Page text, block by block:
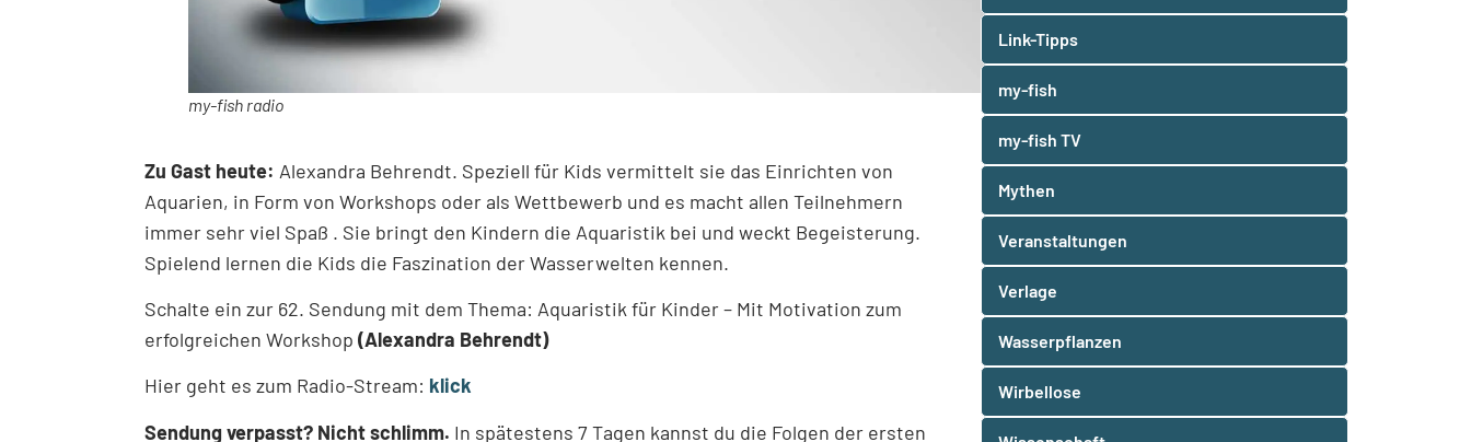
my-fish radio
Zu Gast heute: Alexandra Behrendt. Speziell für Kids vermittelt sie das Einrichten von
Aquarien, in Form von Workshops oder als Wettbewerb und es macht allen Teilnehmern
immer sehr viel Spaß . Sie bringt den Kindern die Aquaristik bei und weckt Begeisterung.
Spielend lernen die Kids die Faszination der Wasserwelten kennen.
Schalte ein zur 62. Sendung mit dem Thema: Aquaristik für Kinder – Mit Motivation zum
erfolgreichen Workshop (Alexandra Behrendt)
Hier geht es zum Radio-Stream: klick
Sendung verpasst? Nicht schlimm. In spätestens 7 Tagen kannst du die Folgen der ersten
Link-Tipps
my-fish
my-fish TV
Mythen
Veranstaltungen
Verlage
Wasserpflanzen
Wirbellose